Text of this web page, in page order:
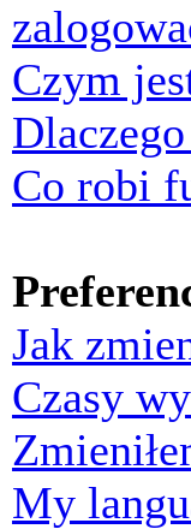
Czym
Co robi
Jak
Czasy
My